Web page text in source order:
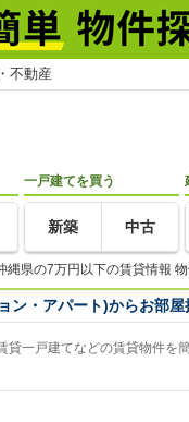
不動産
一戸建てを買う
新築 中古
縄県の7万円以下の賃貸情報
ン・アパート)からお部屋
一戸建てなどの賃貸物件を